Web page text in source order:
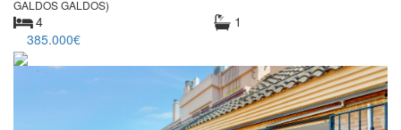
GALDOS GALDOS)
4
1
385.000€